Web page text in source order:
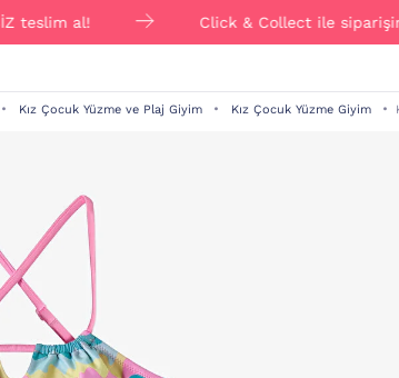
al! Click & Collect ile siparişini
Kız Çocuk Yüzme ve Plaj Giyim Kız Çocuk Yüzme Giyim